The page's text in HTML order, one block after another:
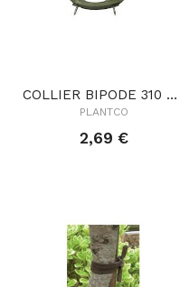
COLLIER BIPODE 310 + 2 VIS
PLANTCO
2,69 €